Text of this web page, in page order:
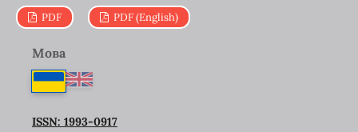
PDF PDF (English)
Мова
ISSN: 1993-0917